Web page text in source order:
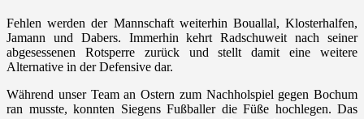
Fehlen werden der Mannschaft weiterhin Bouallal, Klosterhalfen,
Jamann und Dabers. Immerhin kehrt Radschuweit nach seiner
abgesessenen Rotsperre zurück und stellt damit eine weitere
Alternative in der Defensive dar.
Während unser Team an Ostern zum Nachholspiel gegen Bochum
ran musste, konnten Siegens Fußballer die Füße hochlegen. Das